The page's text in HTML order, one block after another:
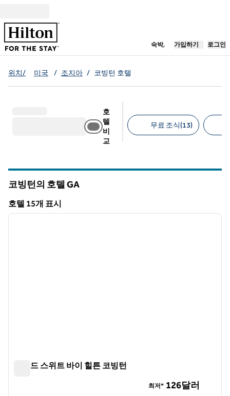
숙박,새 탭 열림
가입하기 로그인
위치/ 미국 / 조지아 / 코빙턴 호텔
호
텔
비
교
무료 조식(13)
코빙턴의 호텔 GA
호텔 15개 표시
호텔 15개 표시
1/12
다음
홈우드 스위트 바이 힐튼 코빙턴
최저* 126달러